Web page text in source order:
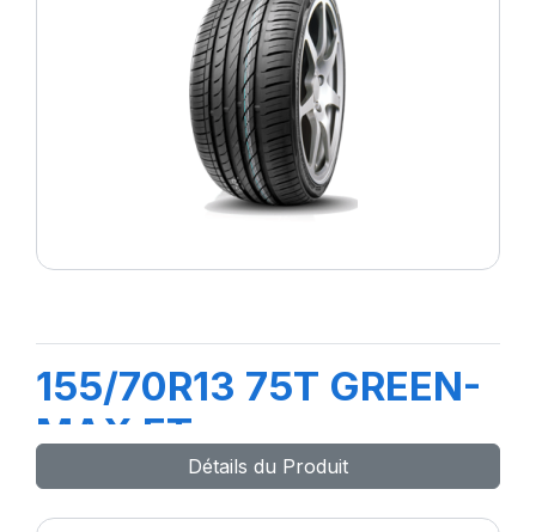
155/70R13 75T GREEN-
MAX ET
Détails du Produit